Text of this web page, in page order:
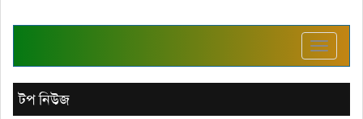
Toggle
টপ নিউজ